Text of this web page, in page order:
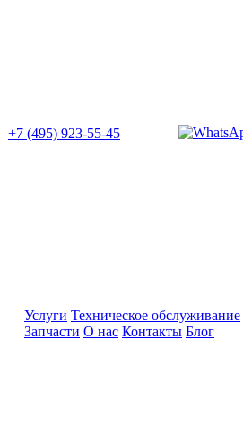
+7 (495) 923-55-45
Услуги Техническое обслуживание
Запчасти О нас Контакты Блог